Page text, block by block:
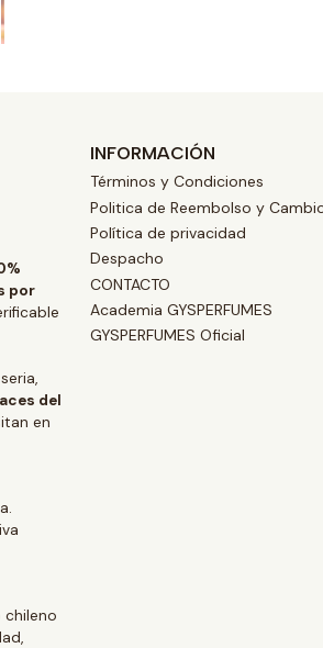
por
del
en
chileno
INFORMACIÓN
Términos y Condiciones
Politica de Reembolso y
Política de privacidad
Despacho
CONTACTO
Academia GYSPERFUMES
GYSPERFUMES Oficial